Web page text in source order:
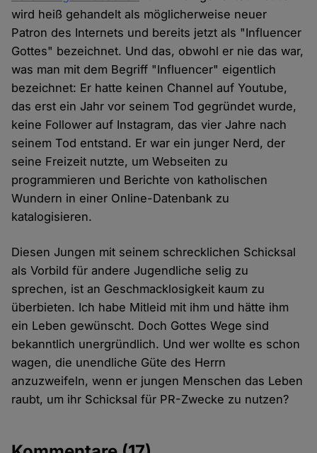
wird heiß gehandelt als möglicherweise neuer
Patron des Internets und bereits jetzt als "Influencer
Gottes" bezeichnet. Und das, obwohl er nie das war,
was man mit dem Begriff "Influencer" eigentlich
bezeichnet: Er hatte keinen Channel auf Youtube,
das erst ein Jahr vor seinem Tod gegründet wurde,
keine Follower auf Instagram, das vier Jahre nach
seinem Tod entstand. Er war ein junger Nerd, der
seine Freizeit nutzte, um Webseiten zu
programmieren und Berichte von katholischen
Wundern in einer Online-Datenbank zu
katalogisieren.
Diesen Jungen mit seinem schrecklichen Schicksal
als Vorbild für andere Jugendliche selig zu
sprechen, ist an Geschmacklosigkeit kaum zu
überbieten. Ich habe Mitleid mit ihm und hätte ihm
ein Leben gewünscht. Doch Gottes Wege sind
bekanntlich unergründlich. Und wer wollte es schon
wagen, die unendliche Güte des Herrn
anzuzweifeln, wenn er jungen Menschen das Leben
raubt, um ihr Schicksal für PR-Zwecke zu nutzen?